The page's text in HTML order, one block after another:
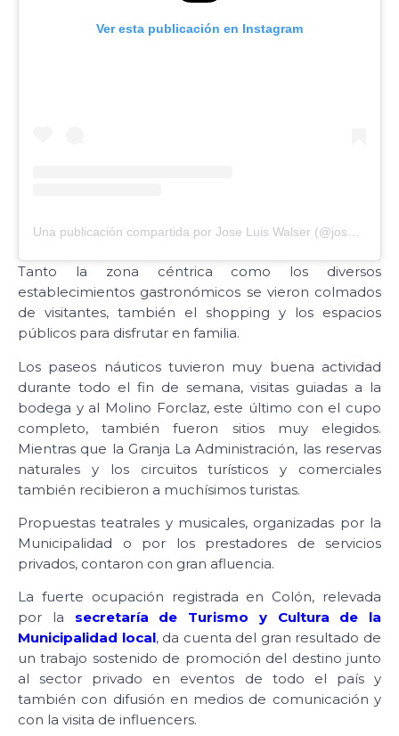
Ver esta publicación en Instagram
Una publicación compartida por Jose Luis Walser (@joseluiswalser)
Tanto la zona céntrica como los diversos
establecimientos gastronómicos se vieron colmados
de visitantes, también el shopping y los espacios
públicos para disfrutar en familia.
Los paseos náuticos tuvieron muy buena actividad
durante todo el fin de semana, visitas guiadas a la
bodega y al Molino Forclaz, este último con el cupo
completo, también fueron sitios muy elegidos.
Mientras que la Granja La Administración, las reservas
naturales y los circuitos turísticos y comerciales
también recibieron a muchísimos turistas.
Propuestas teatrales y musicales, organizadas por la
Municipalidad o por los prestadores de servicios
privados, contaron con gran afluencia.
La fuerte ocupación registrada en Colón, relevada
por la secretaría de Turismo y Cultura de la
Municipalidad local, da cuenta del gran resultado de
un trabajo sostenido de promoción del destino junto
al sector privado en eventos de todo el país y
también con difusión en medios de comunicación y
con la visita de influencers.